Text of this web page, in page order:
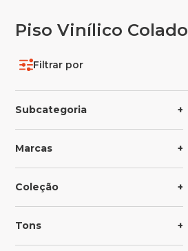
Piso Vinílico Colado
Filtrar por
Subcategoria
Marcas
Coleção
Tons